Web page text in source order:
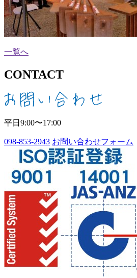
一覧へ
CONTACT
平日9:00〜17:00
098-853-2943 お問い合わせフォーム